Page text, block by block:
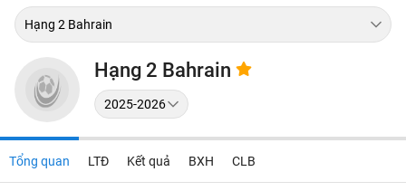
Hạng 2 Bahrain
Tổng quan LTĐ Kết quả BXH CLB